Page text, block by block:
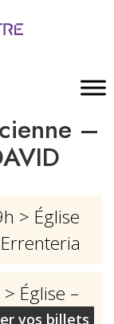
–
> Église
> Église –
vos billets